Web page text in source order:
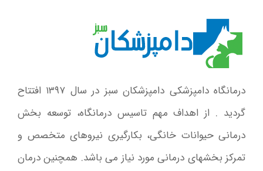
درمانگاه دامپزشکی دامپزشکان سبز در سال ۱۳۹۷ افتتاح
گردید . از اهداف مهم تاسیس درمانگاه، توسعه بخش
درمانی حیوانات خانگی، بکارگیری نیروهای متخصص و
تمرکز بخشهای درمانی مورد نیاز می باشد. همچنین درمان